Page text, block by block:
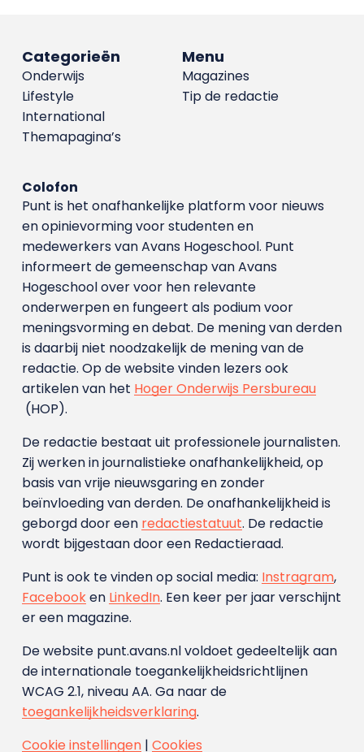
Menu
Magazines
Tip de redactie
Categorieën
Onderwijs
Lifestyle
International
Themapagina’s
Colofon
Punt is het onafhankelijke platform voor nieuws
en opinievorming voor studenten en
medewerkers van Avans Hoge­school. Punt
informeert de gemeenschap van Avans
Hogeschool over voor hen relevante
onderwerpen en fungeert als podium voor
meningsvorming en debat. De mening van derden
is daarbij niet noodzakelijk de mening van de
redactie. Op de website vinden lezers ook
artikelen van het Hoger Onderwijs Persbureau
(HOP).
De redactie bestaat uit professionele journalisten.
Zij werken in journalistieke onafhankelijkheid, op
basis van vrije nieuwsgaring en zonder
beïnvloeding van derden. De onafhankelijkheid is
geborgd door een redactiestatuut. De redactie
wordt bijgestaan door een Redactieraad.
Punt is ook te vinden op social media: Instragram,
Facebooken LinkedIn. Een keer per jaar verschijnt
er een magazine.
De website punt.avans.nl voldoet gedeeltelijk aan
de internationale toegankelijkheidsrichtlijnen
WCAG 2.1, niveau AA. Ga naar de
toegankelijkheidsverklaring.
Cookie instellingen| Cookies